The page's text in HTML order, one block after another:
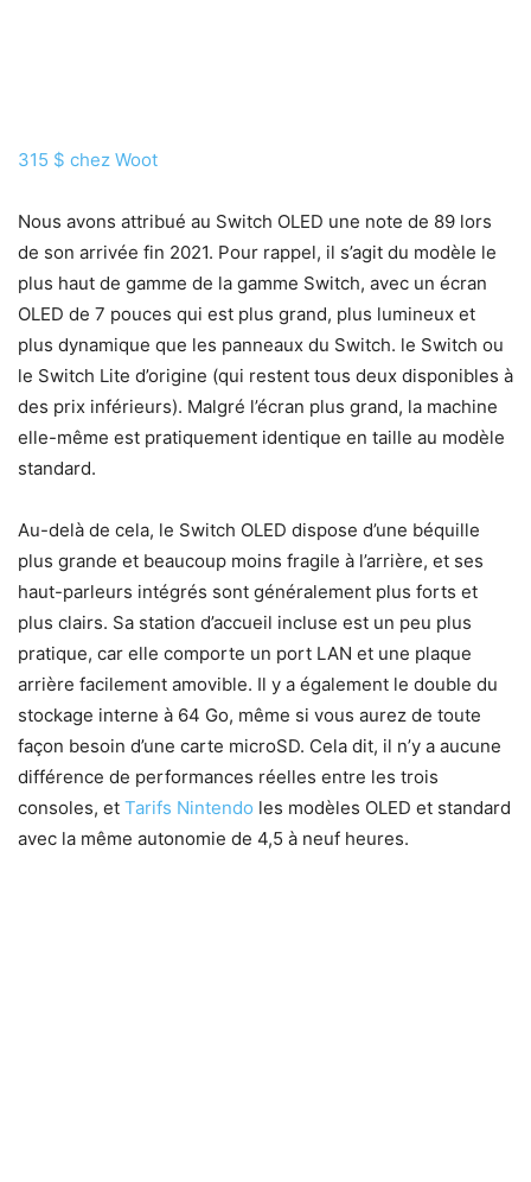
315 $ chez Woot
Nous avons attribué au Switch OLED une note de 89 lors
de son arrivée fin 2021. Pour rappel, il s’agit du modèle le
plus haut de gamme de la gamme Switch, avec un écran
OLED de 7 pouces qui est plus grand, plus lumineux et
plus dynamique que les panneaux du Switch. le Switch ou
le Switch Lite d’origine (qui restent tous deux disponibles à
des prix inférieurs). Malgré l’écran plus grand, la machine
elle-même est pratiquement identique en taille au modèle
standard.
Au-delà de cela, le Switch OLED dispose d’une béquille
plus grande et beaucoup moins fragile à l’arrière, et ses
haut-parleurs intégrés sont généralement plus forts et
plus clairs. Sa station d’accueil incluse est un peu plus
pratique, car elle comporte un port LAN et une plaque
arrière facilement amovible. Il y a également le double du
stockage interne à 64 Go, même si vous aurez de toute
façon besoin d’une carte microSD. Cela dit, il n’y a aucune
différence de performances réelles entre les trois
consoles, et Tarifs Nintendo les modèles OLED et standard
avec la même autonomie de 4,5 à neuf heures.